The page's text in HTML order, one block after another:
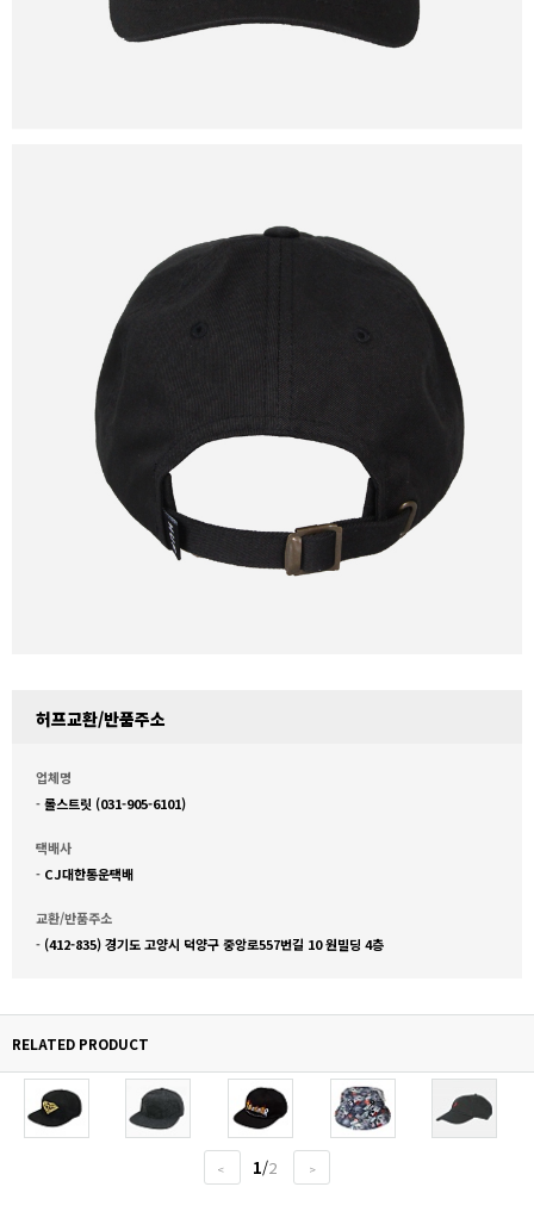
허프교환/반품주소
업체명
-롤스트릿 (031-905-6101)
택배사
- CJ대한통운택배
교환/반품주소
- (412-835) 경기도 고양시 덕양구 중앙로557번길 10 원빌딩 4층
RELATED PRODUCT
< 1/2 >